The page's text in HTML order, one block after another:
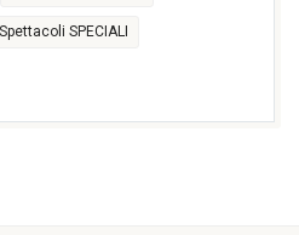
Spettacoli SPECIALI